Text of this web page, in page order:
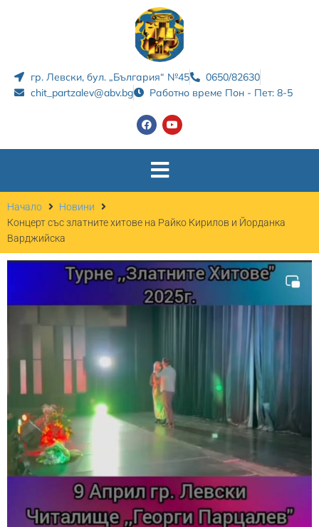
гр. Левски, бул. „България“ №45
0650/82630
chit_partzalev@abv.bg
Работно време Пон - Пет: 8-5
Начало
Новини
Концерт със златните хитове на Райко Кирилов и Йорданка
Варджийска